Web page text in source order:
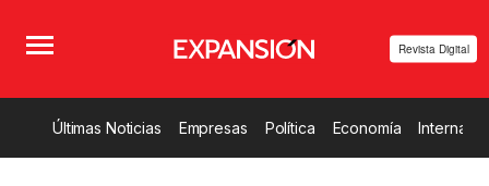
Revista Digital
Últimas Noticias Empresas Política Economía